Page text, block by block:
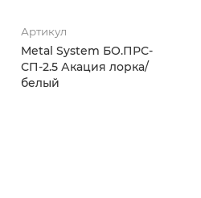
Артикул
Metal System БО.ПРС-
СП-2.5 Акация лорка/
белый